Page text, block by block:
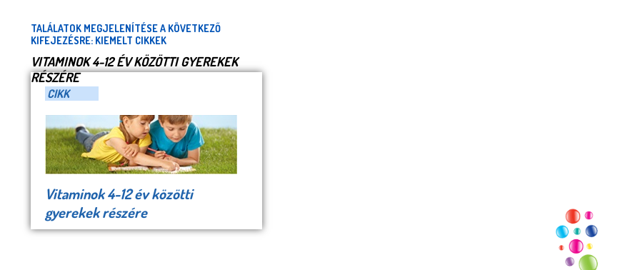
TALÁLATOK MEGJELENÍTÉSE A KÖVETKEZŐ
KIFEJEZÉSRE: KIEMELT CIKKEK
VITAMINOK 4-12 ÉV KÖZÖTTI GYEREKEK
RÉSZÉRE
CIKK
Vitaminok 4-12 év közötti
gyerekek részére